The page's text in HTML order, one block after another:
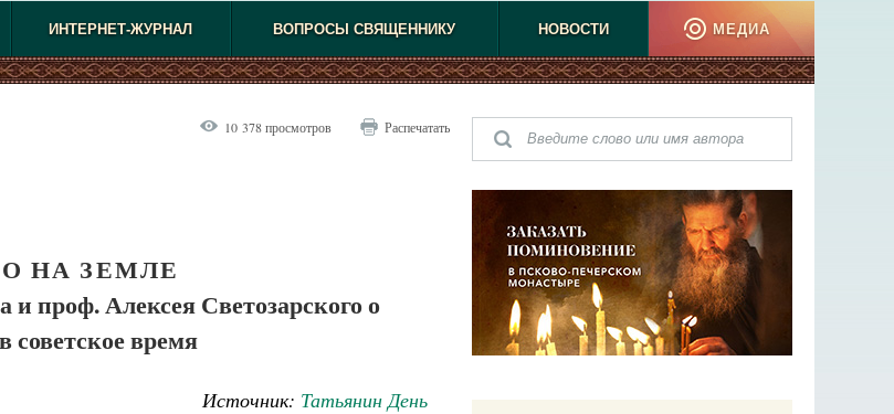
ИНТЕРНЕТ-ЖУРНАЛ ВОПРОСЫ СВЯЩЕННИКУ НОВОСТИ МЕДИА
10 378 просмотров Распечатать
НА ЗЕМЛЕ
проф. Алексея Светозарского о
советское время
Источник: Татьянин День